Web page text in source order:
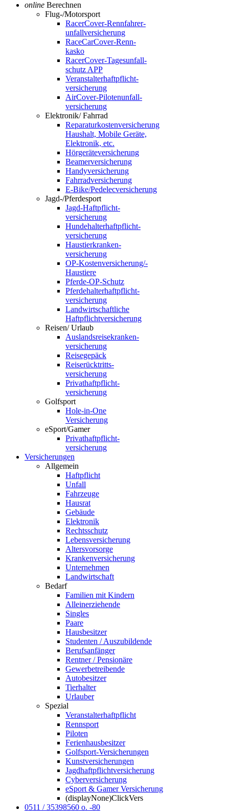
online Berechnen
Flug-/Motorsport
RacerCover-Renn­fahrer­
unfall­versicherung
RaceCarCover-Renn­
kasko
RacerCover-Tages­unfall­
schutz APP
Veranstalter­haft­pflicht­
versicherung
AirCover-Piloten­unfall­
versicherung
Elektronik/ Fahrrad
Reparaturkosten­versicherung
Haushalt, Mobile Geräte,
Elektronik, etc.
Hörgeräte­vers­icherung
Beamerversicherung
Handyversicherung
Fahrradversicherung
E-Bike/Pedelec­versicherung
Jagd-/Pferde­sport
Jagd-Haftpflicht­
versicherung
Hundehalter­haft­pflicht­
versicherung
Haustier­kranken­
versicherung
OP-Kosten­vers­icher­ung/­
Haustiere
Pferde-OP-Schutz
Pferde­halter­haft­pflicht­
versicherung
Landwirt­schaftliche
Haftpflicht­versicherung
Reisen/ Urlaub
Auslandsreise­krank­en­
vers­icherung
Reisegepäck
Reiserücktritts­
versicherung
Privathaftpflicht­
versicherung
Golfsport
Hole-in-One
Versicherung
eSport/Gamer
Privathaftpflicht­
versicherung
Versicherungen
Allgemein
Haftpflicht
Unfall
Fahrzeuge
Hausrat
Gebäude
Elektronik
Rechtsschutz
Lebensversicherung
Altersvorsorge
Krankenversicherung
Unternehmen
Landwirtschaft
Bedarf
Familien mit Kindern
Alleinerziehende
Singles
Paare
Hausbesitzer
Studenten / Auszubildende
Berufsanfänger
Rentner / Pensionäre
Gewerbetreibende
Autobesitzer
Tierhalter
Urlauber
Spezial
Veranstalterhaftpflicht
Rennsport
Piloten
Ferienhausbesitzer
Golfsport-Versicherungen
Kunstversicherungen
Jagdhaftpflicht­versicherung
Cyberversicherung
eSport & Gamer Versicherung
(displayNone)ClickVers
0511 / 35398560 o. -80